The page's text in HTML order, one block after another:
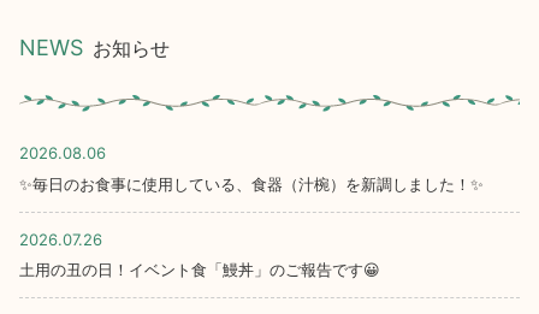
NEWS お知らせ
2026.08.06
✨毎日のお食事に使用している、食器（汁椀）を新調しました！✨
2026.07.26
土用の丑の日！イベント食「鰻丼」のご報告です😀